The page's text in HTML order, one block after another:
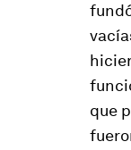
que